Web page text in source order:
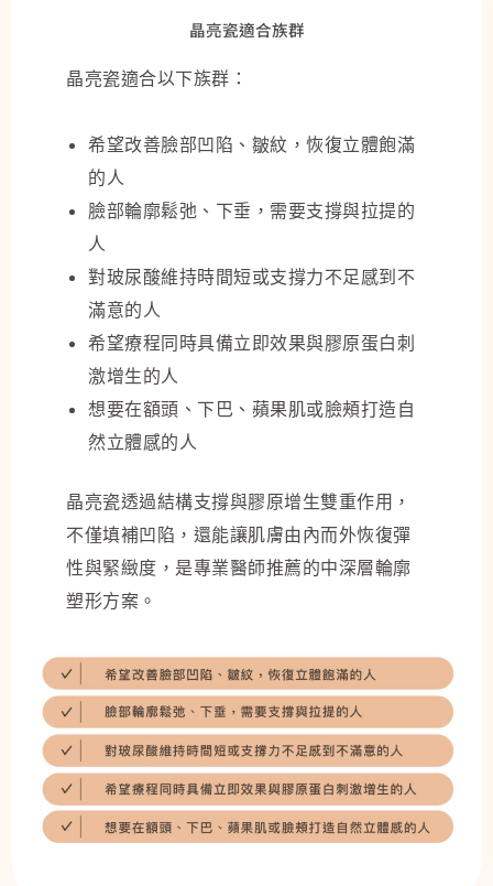
晶亮瓷適合族群
晶亮瓷適合以下族群：
希望改善臉部凹陷、皺紋，恢復立體飽滿
的人
臉部輪廓鬆弛、下垂，需要支撐與拉提的
人
對玻尿酸維持時間短或支撐力不足感到不
滿意的人
希望療程同時具備立即效果與膠原蛋白刺
激增生的人
想要在額頭、下巴、蘋果肌或臉頰打造自
然立體感的人
晶亮瓷透過結構支撐與膠原增生雙重作用，
不僅填補凹陷，還能讓肌膚由內而外恢復彈
性與緊緻度，是專業醫師推薦的中深層輪廓
塑形方案。